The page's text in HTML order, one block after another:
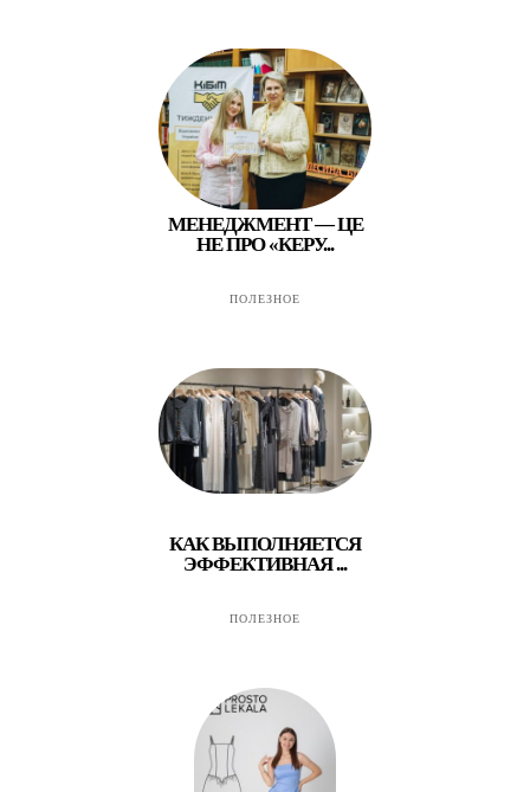
МЕНЕДЖМЕНТ — ЦЕ
НЕ ПРО «КЕРУ...
ПОЛЕЗНОЕ
КАК ВЫПОЛНЯЕТСЯ
ЭФФЕКТИВНАЯ ...
ПОЛЕЗНОЕ